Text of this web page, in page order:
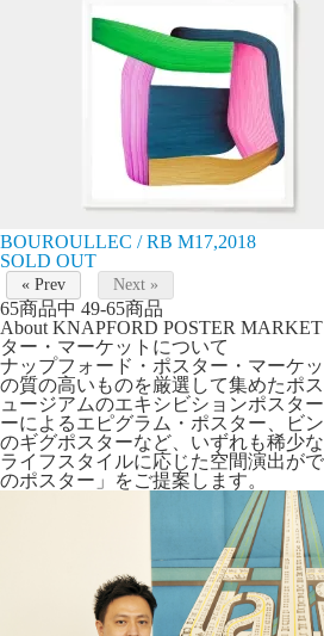
BOUROULLEC / RB M17,2018
SOLD OUT
« Prev Next »
65商品中 49-65商品
About KNAPFORD POSTER MARKET
ター・マーケットについて
ナップフォード・ポスター・マーケ
の質の高いものを厳選して集めたポ
ュージアムのエキシビションポスタ
ーによるエピグラム・ポスター、ビ
のギグポスターなど、いずれも稀少な
ライフスタイルに応じた空間演出が
のポスター」をご提案します。